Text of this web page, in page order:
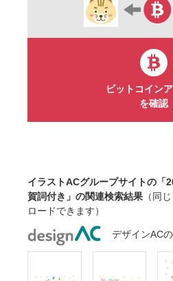
ビットコイン
を確認
イラストACグループサイトの「
賀詞付き」の関連検索結果 （同
ロードできます）
デザインAC